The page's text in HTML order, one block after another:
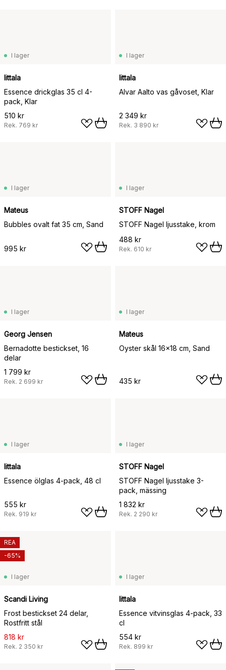
I lager
Iittala
Essence drickglas 35 cl 4-
pack, Klar
510 kr
Rek. 769 kr
I lager
Iittala
Alvar Aalto vas gåvoset, Klar
2 349 kr
Rek. 3 890 kr
I lager
Mateus
Bubbles ovalt fat 35 cm, Sand
995 kr
I lager
STOFF Nagel
STOFF Nagel ljusstake, krom
488 kr
Rek. 610 kr
I lager
Georg Jensen
Bernadotte bestickset, 16
delar
1 799 kr
Rek. 2 699 kr
I lager
Mateus
Oyster skål 16x18 cm, Sand
435 kr
I lager
Iittala
Essence ölglas 4-pack, 48 cl
555 kr
Rek. 919 kr
I lager
STOFF Nagel
STOFF Nagel ljusstake 3-
pack, mässing
1 832 kr
Rek. 2 290 kr
I lager
Scandi Living
Frost bestickset 24 delar,
Rostfritt stål
818 kr
Rek. 2 350 kr
REA
-65%
I lager
Iittala
Essence vitvinsglas 4-pack, 33
cl
554 kr
Rek. 899 kr